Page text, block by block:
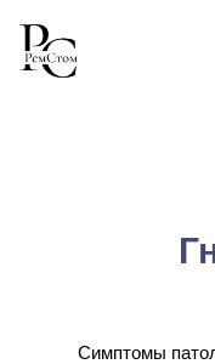
Симптомы